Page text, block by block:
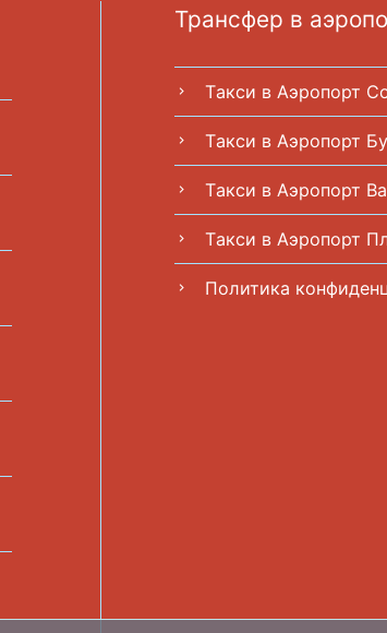
Трансфер в
chevron_right Tакси в Аэропорт
chevron_right Tакси в Аэропорт
chevron_right Tакси в Аэропорт
chevron_right Tакси в Аэропорт
chevron_right Политика